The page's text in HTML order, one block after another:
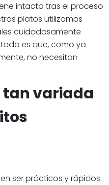
intacta tras el proceso
platos utilizamos
cuidadosamente
es que, como ya
no necesitan
tan variada
ser prácticos y rápidos